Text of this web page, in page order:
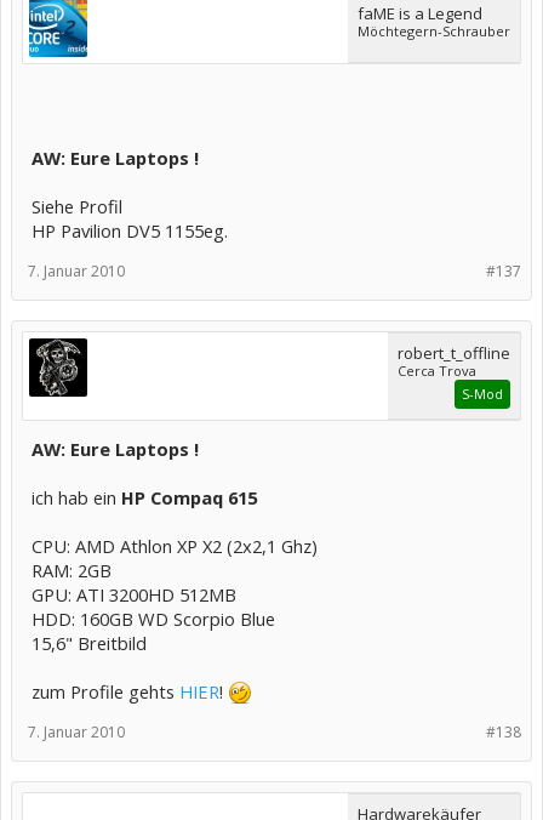
faME is a Legend
Möchtegern-Schrauber
AW: Eure Laptops !
Siehe Profil
HP Pavilion DV5 1155eg.
#137
7. Januar 2010
robert_t_offline
Cerca Trova
S-Mod
AW: Eure Laptops !
ich hab ein HP Compaq 615
CPU: AMD Athlon XP X2 (2x2,1 Ghz)
RAM: 2GB
GPU: ATI 3200HD 512MB
HDD: 160GB WD Scorpio Blue
15,6" Breitbild
zum Profile gehts HIER!
#138
7. Januar 2010
Hardwarekäufer